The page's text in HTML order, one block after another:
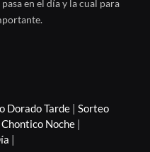
en el día y la cual para
Dorado Tarde |Sorteo
Chontico Noche |
|